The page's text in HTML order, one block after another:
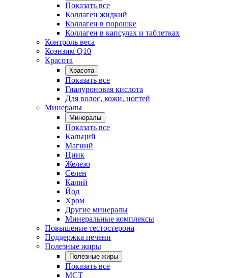
Показать все
Коллаген жидкий
Коллаген в порошке
Коллаген в капсулах и таблетках
Контроль веса
Коэнзим Q10
Красота
Красота
Показать все
Гиалуроновая кислота
Для волос, кожи, ногтей
Минералы
Минералы
Показать все
Кальций
Магний
Цинк
Железо
Селен
Калий
Йод
Хром
Другие минералы
Минеральные комплексы
Повышение тестостерона
Поддержка печени
Полезные жиры
Полезные жиры
Показать все
MCT